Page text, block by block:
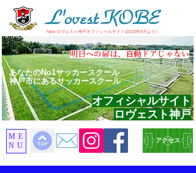
​New ロヴェスト神戸オフィシャルサイト(2023年4月より）
​明日への扉は、自動ドアじゃない
あなたのNo1サッカースクール
神戸市にあるサッカースクール
アクセス
オフィシャルサイト
ロヴェスト神戸
ME
NU